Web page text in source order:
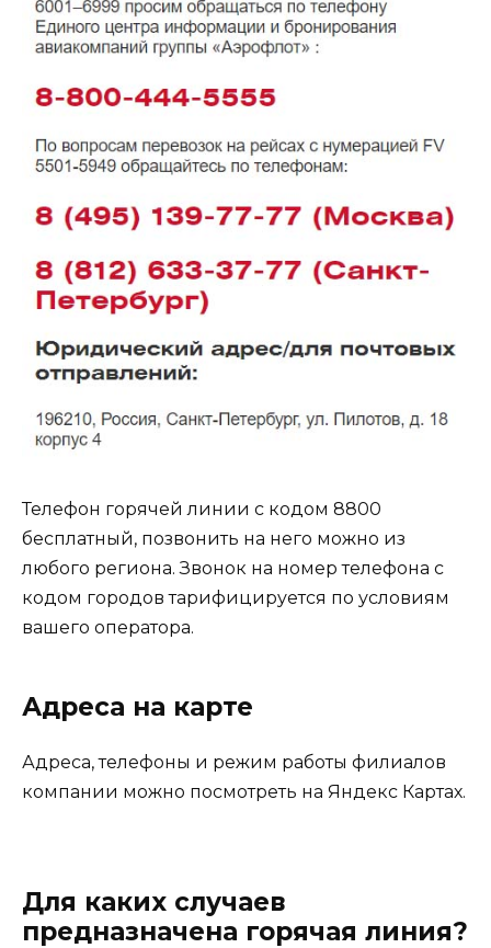
Телефон горячей линии с кодом 8800
бесплатный, позвонить на него можно из
любого региона. Звонок на номер телефона с
кодом городов тарифицируется по условиям
вашего оператора.
Адреса на карте
Адреса, телефоны и режим работы филиалов
компании можно посмотреть на Яндекс Картах.
Для каких случаев
предназначена горячая линия?